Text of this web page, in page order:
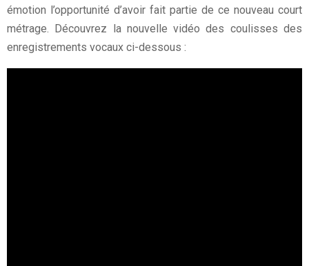
émotion l’opportunité d’avoir fait partie de ce nouveau court
métrage. Découvrez la nouvelle vidéo des coulisses des
enregistrements vocaux ci-dessous :